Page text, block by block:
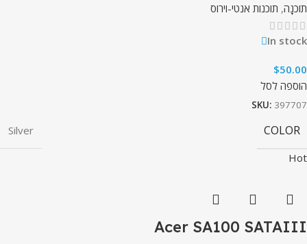
תוֹכנָה, תוכנות אנטי-וירוס
In stock
$50.00
הוספה לסל
SKU: 397707
COLOR
Silver
Hot
Acer SA100 SATAIII